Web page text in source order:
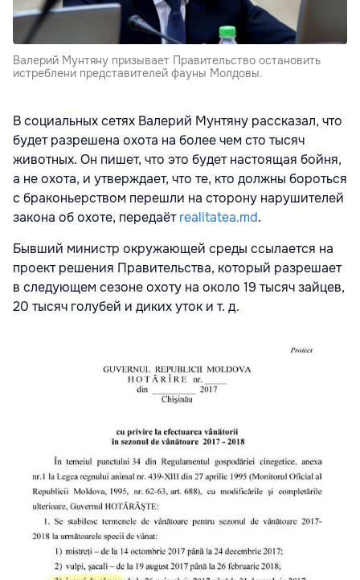
Валерий Мунтяну призывает Правительство остановить
истреблени представителей фауны Молдовы.
В социальных сетях Валерий Мунтяну рассказал, что
будет разрешена охота на более чем сто тысяч
животных. Он пишет, что это будет настоящая бойня,
а не охота, и утверждает, что те, кто должны бороться
с браконьерством перешли на сторону нарушителей
закона об охоте, передаётrealitatea.md.
Бывший министр окружающей среды ссылается на
проект решения Правительства, который разрешает
в следующем сезоне охоту на около 19 тысяч зайцев,
20 тысяч голубей и диких уток и т. д.